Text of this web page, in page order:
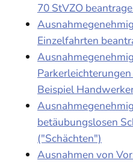
70 StVZO
Einzelfahrten
Beispiel
betäubungslosen
("Schächten")
Ausnahmen von